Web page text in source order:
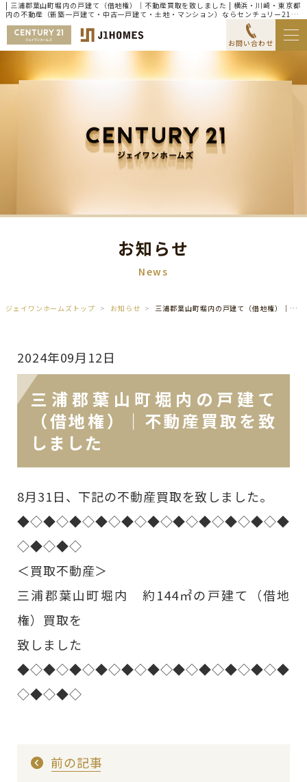
| 三浦郡葉山町堀内の戸建て（借地権）｜不動産買取を致しました | 横浜・川崎・東京都
内の不動産（新築一戸建て・中古一戸建て・土地・マンション）ならセンチュリー21ジ
ェイワンホームズ
お問い合わせ
お知らせ
News
ジェイワンホームズトップ お知らせ 三浦郡葉山町堀内の戸建て（借地権）｜不動産買取を致しました
2024年09月12日
三浦郡葉山町堀内の戸建て
（借地権）｜不動産買取を致
しました
8月31日、下記の不動産買取を致しました。
◆◇◆◇◆◇◆◇◆◇◆◇◆◇◆◇◆◇◆◇◆
◇◆◇◆◇
＜買取不動産＞
三浦郡葉山町堀内 約144㎡の戸建て（借地
権）買取を
致しました
◆◇◆◇◆◇◆◇◆◇◆◇◆◇◆◇◆◇◆◇◆
◇◆◇◆◇
前の記事